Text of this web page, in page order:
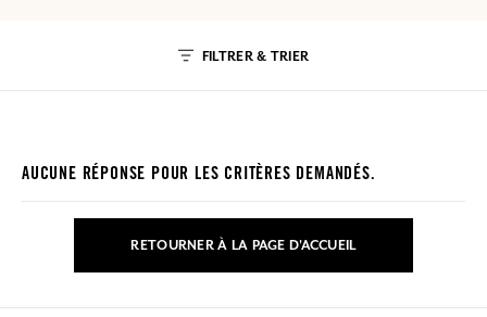
FILTRER & TRIER
AUCUNE RÉPONSE POUR LES CRITÈRES DEMANDÉS.
RETOURNER À LA PAGE D'ACCUEIL